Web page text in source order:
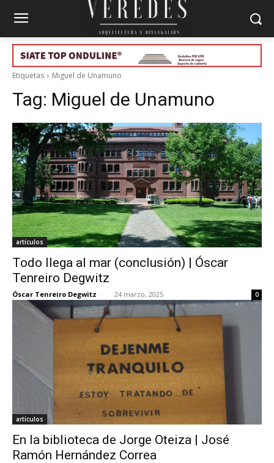
Etiquetas Miguel de Unamuno
Tag: Miguel de Unamuno
artículos
Todo llega al mar (conclusión) | Óscar
Tenreiro Degwitz
Óscar Tenreiro Degwitz - 24 marzo, 2025 0
artículos
En la biblioteca de Jorge Oteiza | José
Ramón Hernández Correa